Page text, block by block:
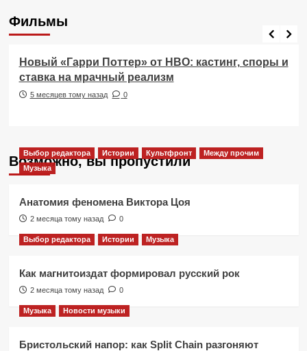
Фильмы
Фильмы
Новый «Гарри Поттер» от HBO: кастинг, споры и
ставка на мрачный реализм
5 месяцев тому назад 0
Возможно, вы пропустили
Выбор редактора Истории Культфронт
Между прочим
Музыка
Анатомия феномена Виктора Цоя
2 месяца тому назад 0
Выбор редактора Истории Музыка
Как магнитоиздат формировал русский рок
2 месяца тому назад 0
Музыка Новости музыки
Бристольский напор: как Split Chain разгоняют